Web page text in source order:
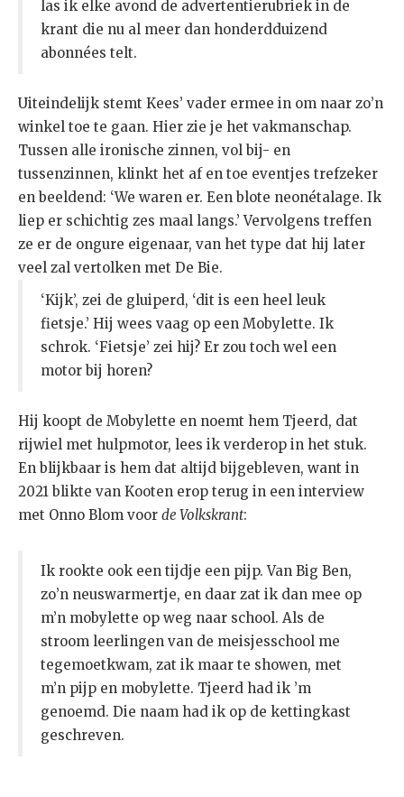
las ik elke avond de advertentierubriek in de
krant die nu al meer dan honderdduizend
abonnées telt.
Uiteindelijk stemt Kees’ vader ermee in om naar zo’n
winkel toe te gaan. Hier zie je het vakmanschap.
Tussen alle ironische zinnen, vol bij- en
tussenzinnen, klinkt het af en toe eventjes trefzeker
en beeldend: ‘We waren er. Een blote neonétalage. Ik
liep er schichtig zes maal langs.’ Vervolgens treffen
ze er de ongure eigenaar, van het type dat hij later
veel zal vertolken met De Bie.
‘Kijk’, zei de gluiperd, ‘dit is een heel leuk
fietsje.’ Hij wees vaag op een Mobylette. Ik
schrok. ‘Fietsje’ zei hij? Er zou toch wel een
motor bij horen?
Hij koopt de Mobylette en noemt hem Tjeerd, dat
rijwiel met hulpmotor, lees ik verderop in het stuk.
En blijkbaar is hem dat altijd bijgebleven, want in
2021 blikte van Kooten erop terug in een interview
met Onno Blom voor de Volkskrant:
Ik rookte ook een tijdje een pijp. Van Big Ben,
zo’n neuswarmertje, en daar zat ik dan mee op
m’n mobylette op weg naar school. Als de
stroom leerlingen van de meisjesschool me
tegemoetkwam, zat ik maar te showen, met
m’n pijp en mobylette. Tjeerd had ik ’m
genoemd. Die naam had ik op de kettingkast
geschreven.